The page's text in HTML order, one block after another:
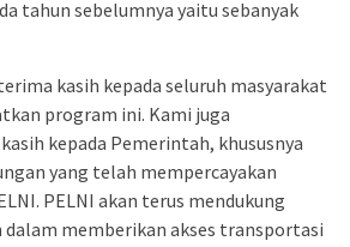
tahun sebelumnya yaitu sebanyak
kasih kepada seluruh masyarakat
program ini. Kami juga
kepada Pemerintah, khususnya
yang telah mempercayakan
PELNI akan terus mendukung
memberikan akses transportasi